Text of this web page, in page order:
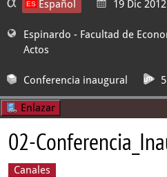
Español 19 Dic 2012
Espinardo - Facultad de
Actos
Conferencia inaugural
Enlazar
02-
Canales